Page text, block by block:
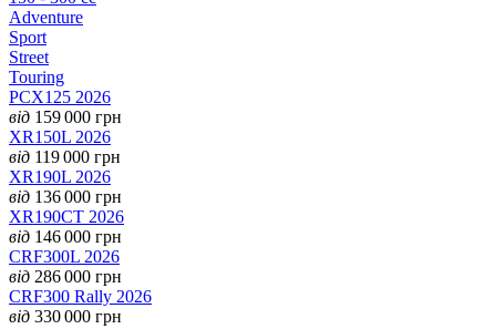
Adventure
Sport
Street
Touring
PCX125 2026
від 159 000 грн
XR150L 2026
від 119 000 грн
XR190L 2026
від 136 000 грн
XR190CT 2026
від 146 000 грн
CRF300L 2026
від 286 000 грн
CRF300 Rally 2026
від 330 000 грн